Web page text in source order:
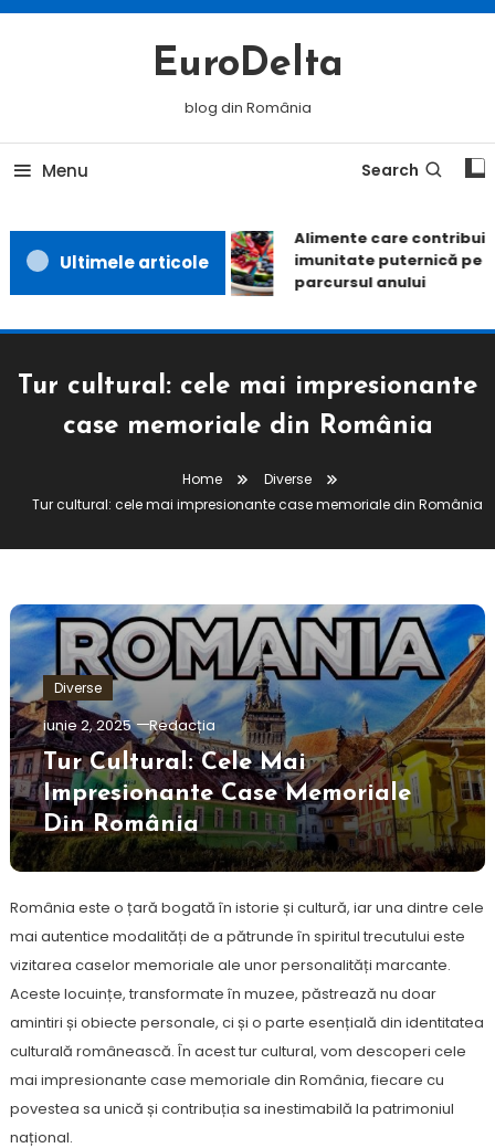
Skip
EuroDelta
blog din România
Menu Search
Ultimele articole
Alimente care contribuie
imunitate puternică pe
parcursul anului
Tur cultural: cele mai impresionante
case memoriale din România
Home
Diverse
Tur cultural: cele mai impresionante case memoriale din România
Diverse
iunie 2, 2025 Redacția
Tur Cultural: Cele Mai
Impresionante Case Memoriale
Din România
România este o țară bogată în istorie și cultură, iar una dintre cele
mai autentice modalități de a pătrunde în spiritul trecutului este
vizitarea caselor memoriale ale unor personalități marcante.
Aceste locuințe, transformate în muzee, păstrează nu doar
amintiri și obiecte personale, ci și o parte esențială din identitatea
culturală românească. În acest tur cultural, vom descoperi cele
mai impresionante case memoriale din România, fiecare cu
povestea sa unică și contribuția sa inestimabilă la patrimoniul
național.